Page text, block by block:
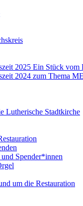
2025 Ein Stück vom
2024 zum Thema
Lutherische Stadtkirche
Spender*innen
um die Restauration